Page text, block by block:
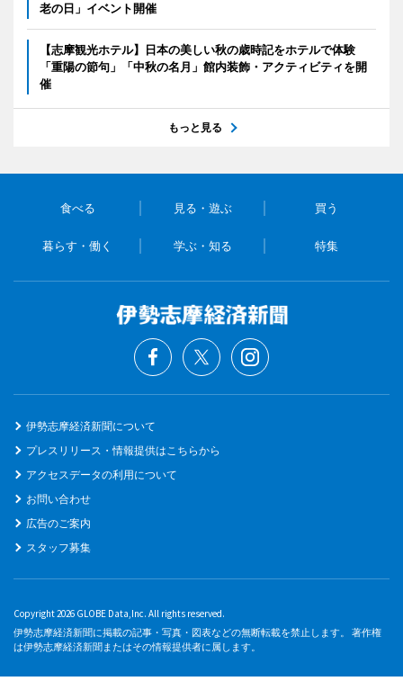
老の日」イベント開催
【志摩観光ホテル】日本の美しい秋の歳時記をホテルで体験
「重陽の節句」「中秋の名月」館内装飾・アクティビティを開
催
もっと見る
食べる 見る・遊ぶ 買う
暮らす・働く 学ぶ・知る 特集
伊勢志摩経済新聞について
プレスリリース・情報提供はこちらから
アクセスデータの利用について
お問い合わせ
広告のご案内
スタッフ募集
Copyright 2026 GLOBE Data,Inc. All rights reserved.
伊勢志摩経済新聞に掲載の記事・写真・図表などの無断転載を禁止します。 著作権
は伊勢志摩経済新聞またはその情報提供者に属します。